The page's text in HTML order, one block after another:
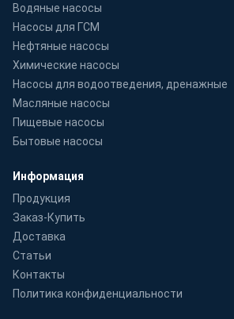
Водяные насосы
Насосы для ГСМ
Нефтяные насосы
Химические насосы
Насосы для водоотведения, дренажные
Масляные насосы
Пищевые насосы
Бытовые насосы
Информация
Продукция
Заказ-Купить
Доставка
Статьи
Контакты
Политика конфиденциальности